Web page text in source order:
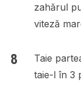
zahărul
viteză
Taie
taie-l în 3